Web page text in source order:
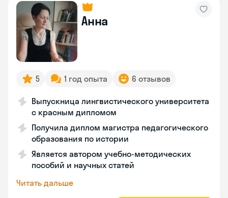
Анна
5 1 год опыта 6 отзывов
Выпускница лингвистического университета
с красным дипломом
Получила диплом магистра педагогического
образования по истории
Является автором учебно-методических
пособий и научных статей
Читать дальше